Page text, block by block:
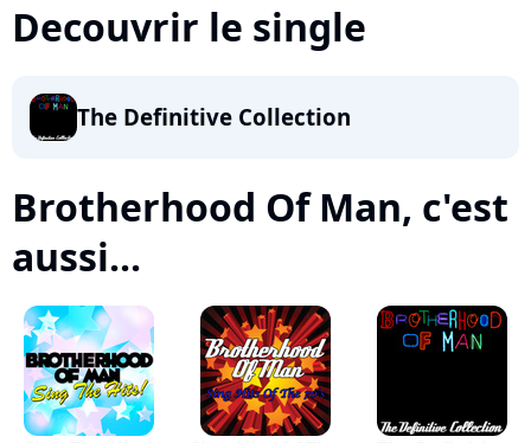
Decouvrir le single
The Definitive Collection
Brotherhood Of Man, c'est
aussi...